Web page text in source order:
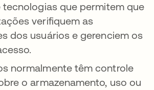
tecnologias que permitem que
verifiquem as
dos usuários e gerenciem os
normalmente têm controle
o armazenamento, uso ou